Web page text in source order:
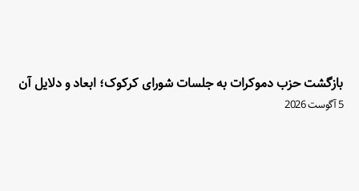
بازگشت حزب دموکرات به جلسات شورای کرکوک؛ ابعاد و دلایل آن
5 آگوست 2026